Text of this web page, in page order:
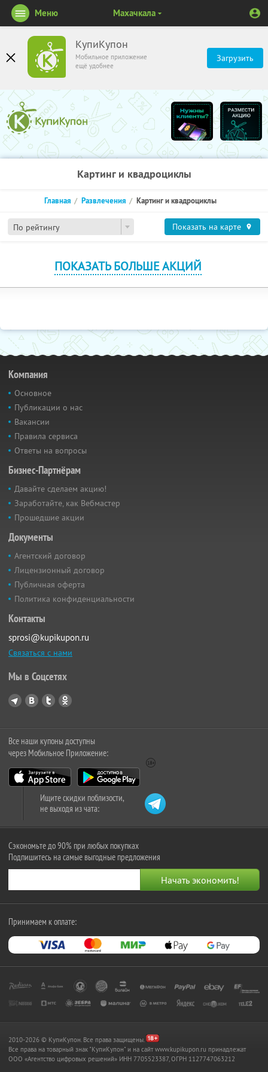
КупиКупон
Мобильное приложение
ещё удобнее
Загрузить
Меню Махачкала
Картинг и квадроциклы
По рейтингу
Главная Развлечения Картинг и квадроциклы
Показать на карте
ПОКАЗАТЬ БОЛЬШЕ АКЦИЙ
Компания
Основное
Публикации о нас
Вакансии
Правила сервиса
Ответы на вопросы
Бизнес-Партнёрам
Давайте сделаем акцию!
Заработайте, как Вебмастер
Прошедшие акции
Документы
Агентский договор
Лицензионный договор
Публичная оферта
Политика конфиденциальности
Контакты
sprosi@kupikupon.ru
Связаться с нами
Мы в Соцсетях
Все наши купоны доступны
через Мобильное Приложение:
Ищите скидки поблизости,
не выходя из чата:
Сэкономьте до 90% при любых покупках
Подпишитесь на самые выгодные предложения
Принимаем к оплате:
2010-2026 © КупиКупон. Все права защищены.
Все права на товарный знак "КупиКупон" и на сайт www.kupikupon.ru принадлежат
OOO «Агентство цифровых решений» ИНН 7705523387, ОГРН 1127747063212